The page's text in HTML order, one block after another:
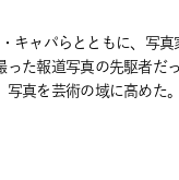
キャパらとともに、写真
た報道写真の先駆者だ
真を芸術の域に高めた